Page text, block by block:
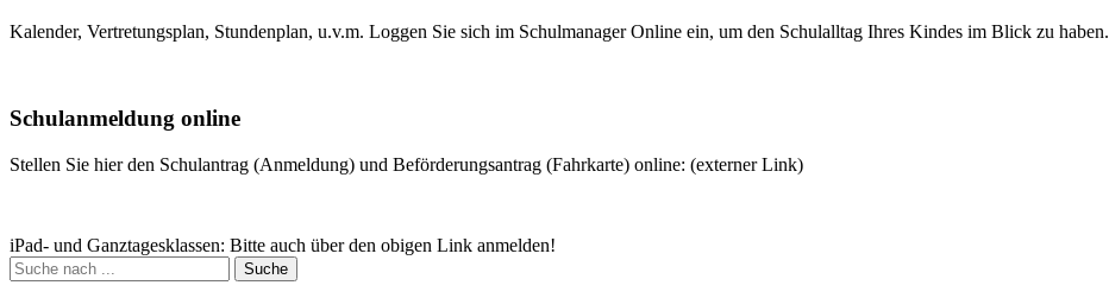
Kalender, Vertretungsplan, Stundenplan, u.v.m. Loggen Sie sich im Schulmanager Online ein, um den Schulalltag Ihres Kindes im Blick zu haben.
Schulanmeldung online
Stellen Sie hier den Schulantrag (Anmeldung) und Beförderungsantrag (Fahrkarte) online: (externer Link)
iPad- und Ganztagesklassen: Bitte auch über den obigen Link anmelden!
Suche
nach: